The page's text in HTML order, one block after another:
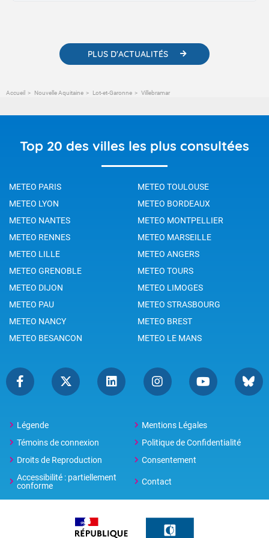
PLUS D'ACTUALITÉS
Accueil Nouvelle Aquitaine Lot-et-Garonne Villebramar
Top 20 des villes les plus consultées
METEO PARIS
METEO TOULOUSE
METEO LYON
METEO BORDEAUX
METEO NANTES
METEO MONTPELLIER
METEO RENNES
METEO MARSEILLE
METEO LILLE
METEO ANGERS
METEO GRENOBLE
METEO TOURS
METEO DIJON
METEO LIMOGES
METEO PAU
METEO STRASBOURG
METEO NANCY
METEO BREST
METEO BESANCON
METEO LE MANS
Légende
Mentions Légales
Témoins de connexion
Politique de Confidentialité
Droits de Reproduction
Consentement
Accessibilité : partiellement
conforme
Contact